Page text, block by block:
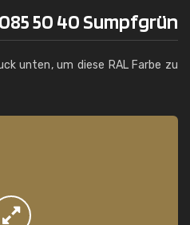
50 40 Sumpfgrün
unten, um diese RAL Farbe zu